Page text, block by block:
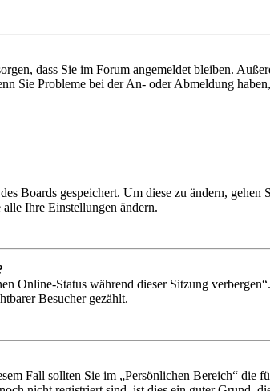
dass Sie im Forum angemeldet bleiben.
Sie Probleme bei der An- oder Abmeldung
Boards gespeichert. Um diese zu ändern,
Ihre Einstellungen ändern.
Online-Status während dieser Sitzung
Besucher gezählt.
Fall sollten Sie im „Persönlichen Bereich“ die